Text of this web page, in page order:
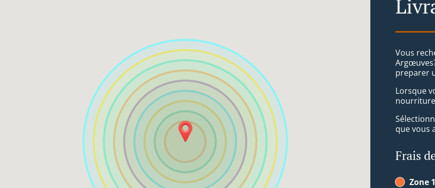
Vous
preparer
Lorsque
que vous
Frais
Zone 1